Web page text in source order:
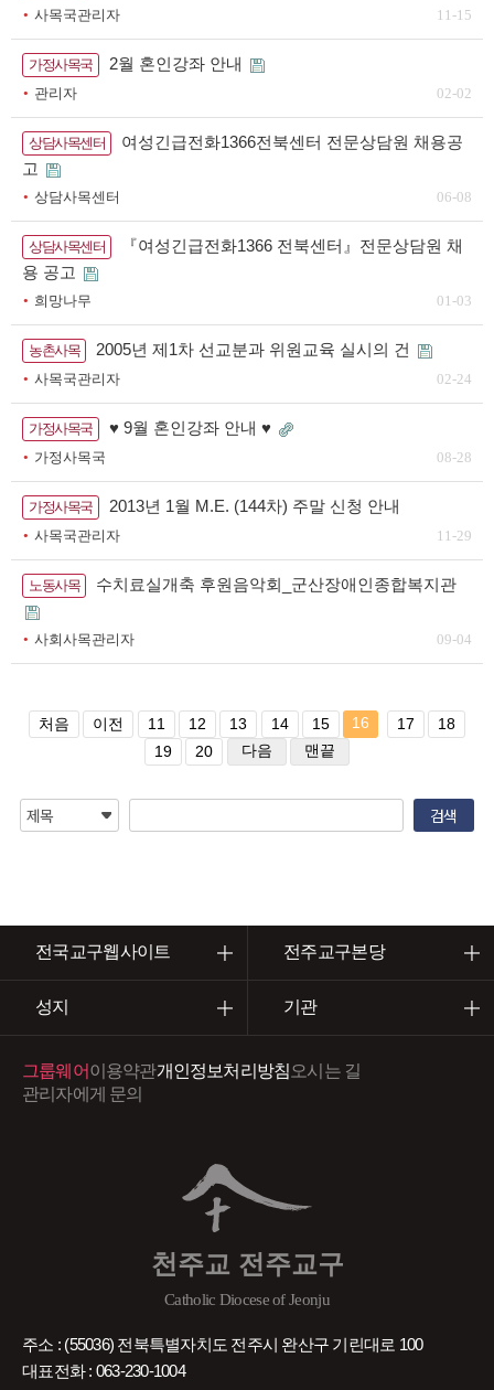
사목국관리자 11-15
가정사목국 2월 혼인강좌 안내
관리자 02-02
상담사목센터
여성긴급전화1366전북센터 전문상담원 채용공
고
상담사목센터 06-08
상담사목센터
『여성긴급전화1366 전북센터』전문상담원 채
용 공고
희망나무 01-03
농촌사목 2005년 제1차 선교분과 위원교육 실시의 건
사목국관리자 02-24
가정사목국 ♥ 9월 혼인강좌 안내 ♥​
가정사목국 08-28
가정사목국 2013년 1월 M.E. (144차) 주말 신청 안내
사목국관리자 11-29
노동사목 수치료실개축 후원음악회_군산장애인종합복지관
사회사목관리자 09-04
처음 이전 11 12 13 14 15 16 17
18
19
20 다음 맨끝
전국교구웹사이트 전주교구본당
성지 기관
천주교 전주교구
Catholic Diocese of Jeonju
그룹웨어이용약관개인정보처리방침오시는 길
관리자에게 문의
주소 : (55036) 전북특별자치도 전주시 완산구 기린대로 100
대표전화 : 063-230-1004